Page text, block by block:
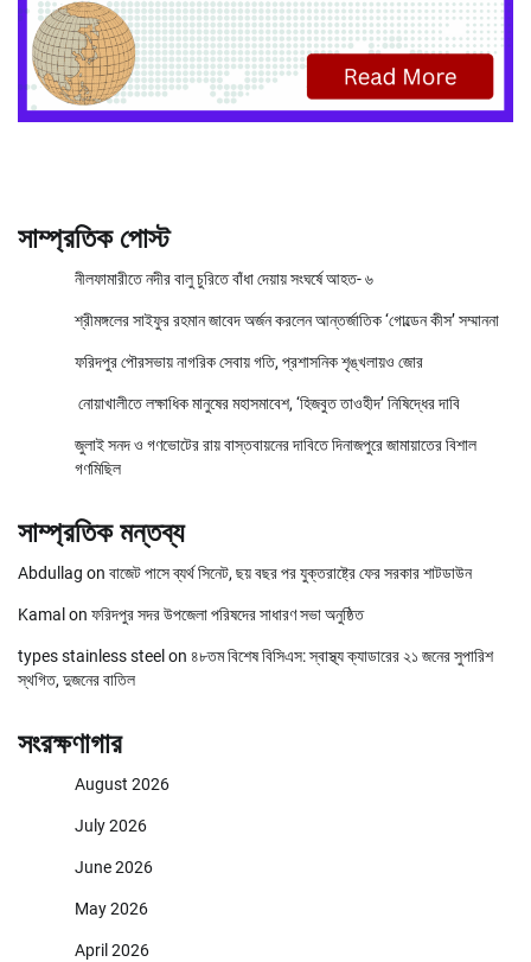
সাম্প্রতিক পোস্ট
নীলফামারীতে নদীর বালু চুরিতে বাঁধা দেয়ায় সংঘর্ষে আহত- ৬
শ্রীমঙ্গলের সাইফুর রহমান জাবেদ অর্জন করলেন আন্তর্জাতিক ‘গোল্ডেন কীস’ সম্মাননা
ফরিদপুর পৌরসভায় নাগরিক সেবায় গতি, প্রশাসনিক শৃঙ্খলায়ও জোর
নোয়াখালীতে লক্ষাধিক মানুষের মহাসমাবেশ, ‘হিজবুত তাওহীদ’ নিষিদ্ধের দাবি
জুলাই সনদ ও গণভোটের রায় বাস্তবায়নের দাবিতে দিনাজপুরে জামায়াতের বিশাল
গণমিছিল
সাম্প্রতিক মন্তব্য
Abdullag on বাজেট পাসে ব্যর্থ সিনেট, ছয় বছর পর যুক্তরাষ্ট্রে ফের সরকার শাটডাউন
Kamal on ফরিদপুর সদর উপজেলা পরিষদের সাধারণ সভা অনুষ্ঠিত
types stainless steel on ৪৮তম বিশেষ বিসিএস: স্বাস্থ্য ক্যাডারের ২১ জনের সুপারিশ
স্থগিত, দুজনের বাতিল
সংরক্ষণাগার
August 2026
July 2026
June 2026
May 2026
April 2026